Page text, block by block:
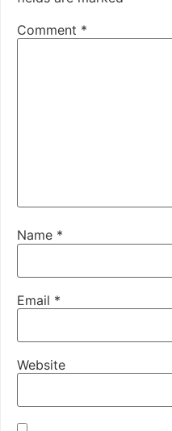
Comment *
Name *
Email *
Website